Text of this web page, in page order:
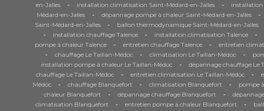
en-Jalles
- installation climatisation Saint-Médard-en-Jalles - installation
Médard-en-Jalles
- dépannage pompe à chaleur Saint-Médard-en-Jalles -
Saint-Médard-en-Jalles
- ballon thermodynamique Saint-Médard-en-Jalles
- installation chauffage Talence - installation climatisation Talence -
pompe à chaleur Talence
- entretien chauffage Talence - entretien
- chauffage Le Taillan-Médoc - climatisation Le Taillan-Médoc -
installation pompe à chaleur Le Taillan-Médoc - dépannage chauffage Le
chauffage Le Taillan-Médoc
- entretien climatisation Le Taillan-Médoc -
Médoc
- chauffage Blanquefort - climatisation Blanquefort - pompe
chaleur Blanquefort
- dépannage chauffage Blanquefort -
climatisation Blanquefort
- entretien pompe à chaleur Blanquefort -